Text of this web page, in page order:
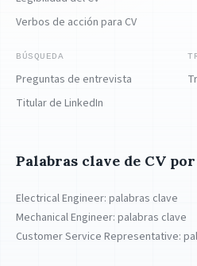
Verbos de acción para CV
BÚSQUEDA
Preguntas de entrevista
Titular de LinkedIn
Palabras clave de CV
Electrical Engineer: palabras clave
Mechanical Engineer: palabras clave
Customer Service Representative: